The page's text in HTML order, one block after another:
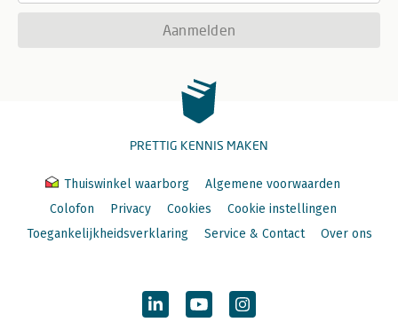
Aanmelden
PRETTIG KENNIS MAKEN
Thuiswinkel waarborg
Algemene voorwaarden
Colofon
Privacy Cookies
Cookie instellingen
Toegankelijkheidsverklaring
Service & Contact Over ons